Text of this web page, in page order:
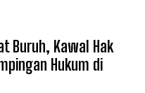
Buruh, Kawal Hak
Hukum di